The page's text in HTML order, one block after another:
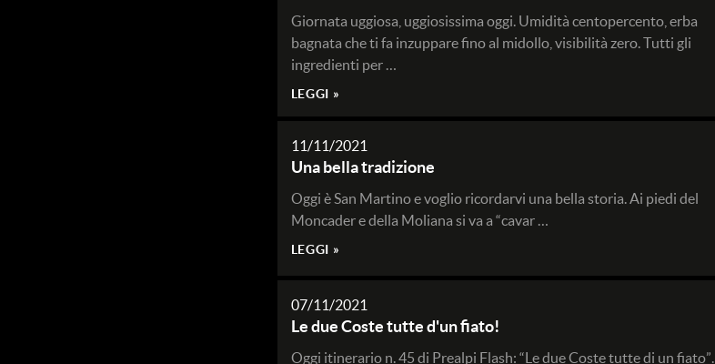
Giornata uggiosa, uggiosissima oggi. Umidità centopercento, erba
bagnata che ti fa inzuppare fino al midollo, visibilità zero. Tutti gli
ingredienti per …
LEGGI »
11/11/2021
Una bella tradizione
Oggi è San Martino e voglio ricordarvi una bella storia. Ai piedi del
Moncader e della Moliana si va a “cavar …
LEGGI »
07/11/2021
Le due Coste tutte d'un fiato!
Oggi itinerario n. 45 di Prealpi Flash: “Le due Coste tutte di un fiato”.